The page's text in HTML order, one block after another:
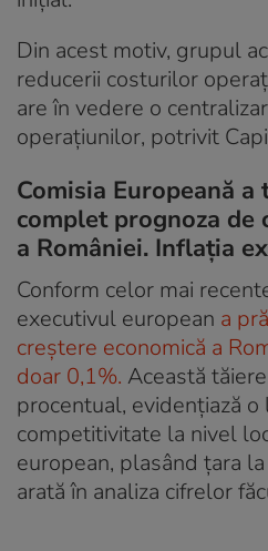
Din acest motiv, grupul
reducerii costurilor
are în vedere o
operațiunilor, potrivit
Comisia Europeană a
complet prognoza de
a României. Inflația
Conform celor mai
executivul european a
creștere economică a
doar 0,1%. Această
procentual, evidențiază o
competitivitate la nivel
european, plasând țara
arată în analiza cifrelor